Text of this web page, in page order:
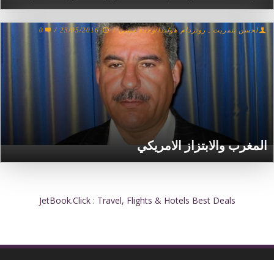
المغرب والابتزاز الامريكي
لحسن بنمريت ـ روتردام هولندا/وجدة سيتي /
23/05/2016
/
0
JetBook.Click : Travel, Flights & Hotels Best Deals